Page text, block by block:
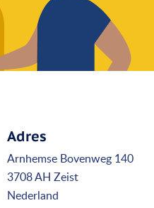
Adres
Arnhemse Bovenweg 140
3708 AH Zeist
Nederland